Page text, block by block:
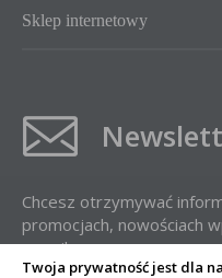
Twoja prywatność jest dla
Sklep internetowy
Chcesz otrzymywać
promocjach, nowościach
e-mail: